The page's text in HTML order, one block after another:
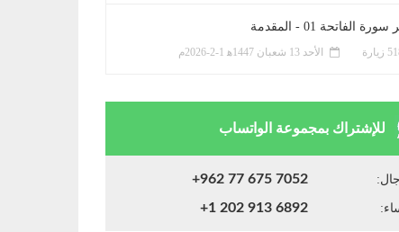
الفاتحة 01 - المقدمة
الأحد 13 شعبان 1447ﻫ 1-2-2026م
للإشتراك بمجموعة الواتساب
+962 77 675 7052
+1 202 913 6892